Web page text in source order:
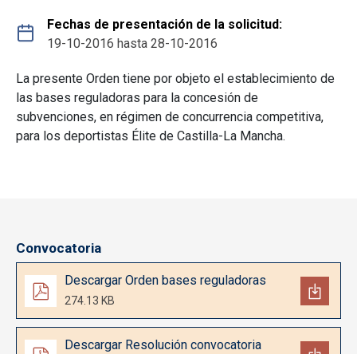
Fechas de presentación de la solicitud
19-10-2016 hasta 28-10-2016
La presente Orden tiene por objeto el establecimiento de
las bases reguladoras para la concesión de
subvenciones, en régimen de concurrencia competitiva,
para los deportistas Élite de Castilla-La Mancha.
Convocatoria
Documento
Descargar Orden bases reguladoras
274.13 KB
Documento
Descargar Resolución convocatoria